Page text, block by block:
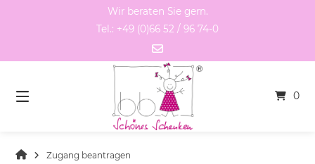
Wir beraten Sie gern.
Tel.: +49 (0)66 52 / 96 74-0
0
Zugang beantragen